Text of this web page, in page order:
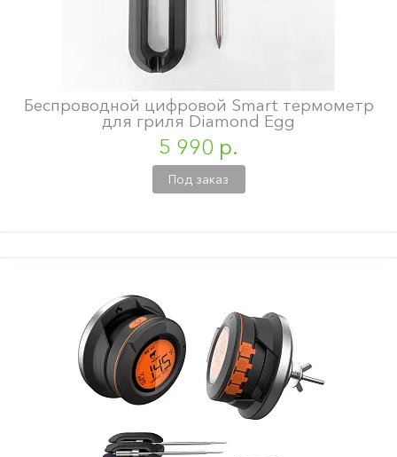
Беспроводной цифровой Smart термометр
для гриля Diamond Egg
5 990 р.
Под заказ